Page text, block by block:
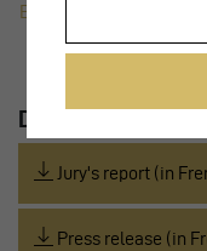
Bourg
DOCUMENTS
Jury's report (in
Press release (in